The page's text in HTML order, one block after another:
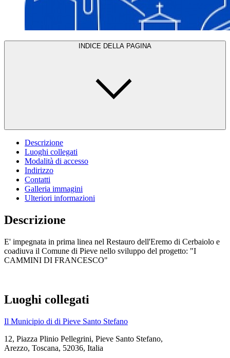
INDICE DELLA PAGINA
Descrizione
Luoghi collegati
Modalità di accesso
Indirizzo
Contatti
Galleria immagini
Ulteriori informazioni
Descrizione
E' impegnata in prima linea nel Restauro dell'Eremo di Cerbaiolo e
coadiuva il Comune di Pieve nello sviluppo del progetto: "I
CAMMINI DI FRANCESCO"
Luoghi collegati
Il Municipio di di Pieve Santo Stefano
12, Piazza Plinio Pellegrini, Pieve Santo Stefano,
Arezzo, Toscana, 52036, Italia